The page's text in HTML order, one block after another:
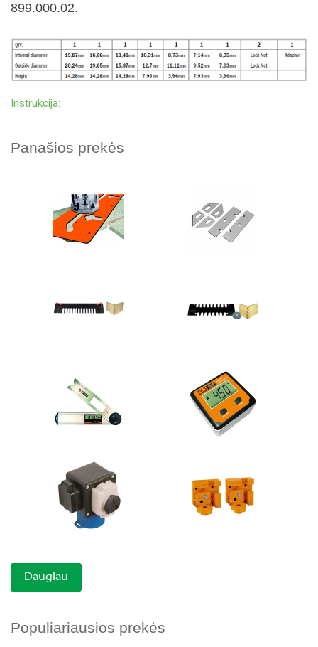
899.000.02.
Instrukcija:
Panašios prekės
Daugiau
Populiariausios prekės